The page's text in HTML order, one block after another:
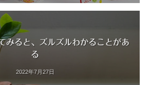
みると、ズルズルわかることがあ
る
2022年7月27日